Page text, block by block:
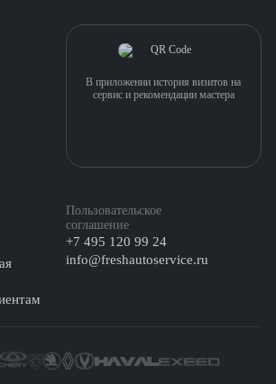
Пользовательское
соглашение
+7 495 120 99 24
info@freshautoservice.ru
В приложении история визитов на
сервис и рекомендации мастера